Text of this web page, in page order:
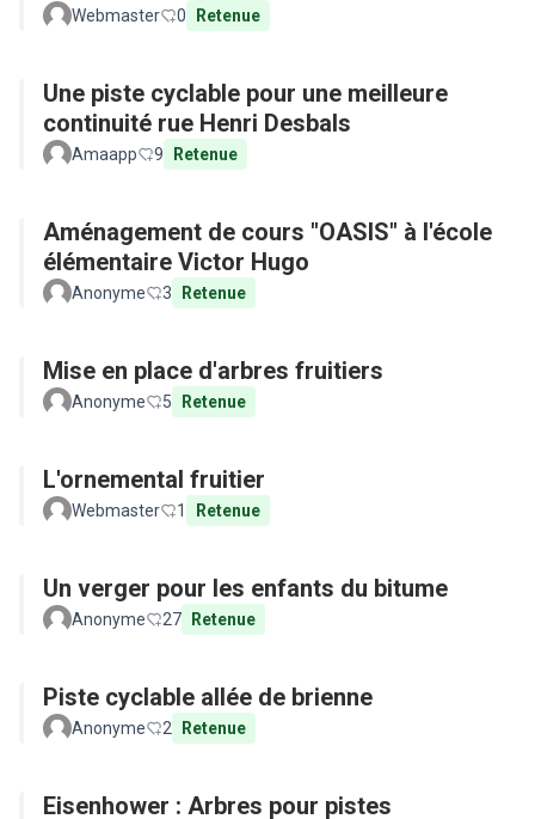
Webmaster 0 Retenue
Une piste cyclable pour une meilleure
continuité rue Henri Desbals
Amaapp 9 Retenue
Aménagement de cours "OASIS" à l'école
élémentaire Victor Hugo
Anonyme 3 Retenue
Mise en place d'arbres fruitiers
Anonyme 5 Retenue
L'ornemental fruitier
Webmaster 1 Retenue
Un verger pour les enfants du bitume
Anonyme 27 Retenue
Piste cyclable allée de brienne
Anonyme 2 Retenue
Eisenhower : Arbres pour pistes